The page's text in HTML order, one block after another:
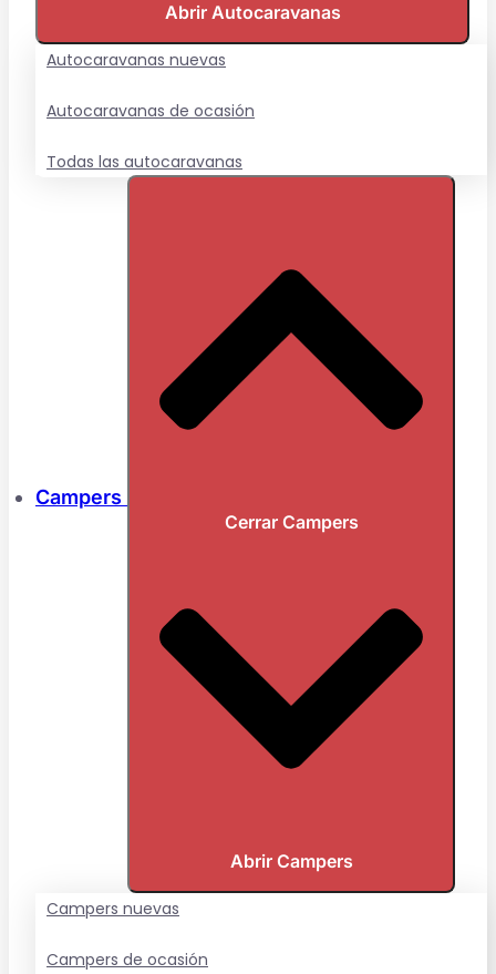
Abrir Autocaravanas
Autocaravanas nuevas
Autocaravanas de ocasión
Todas las autocaravanas
Campers
Cerrar Campers
Abrir Campers
Campers nuevas
Campers de ocasión